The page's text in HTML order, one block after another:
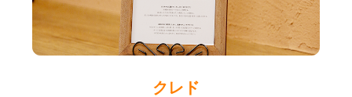
クレド